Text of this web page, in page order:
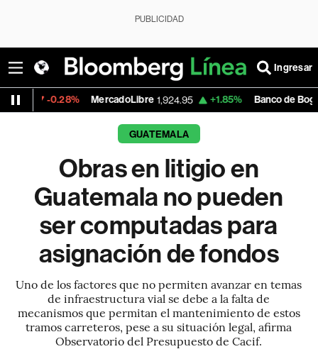
PUBLICIDAD
Ingresar
MercadoLibre 1,924.95 +1.85% Banco de Bogota 38,720.00
GUATEMALA
Obras en litigio en
Guatemala no pueden
ser computadas para
asignación de fondos
Uno de los factores que no permiten avanzar en temas
de infraestructura vial se debe a la falta de
mecanismos que permitan el mantenimiento de estos
tramos carreteros, pese a su situación legal, afirma
Observatorio del Presupuesto de Cacif.